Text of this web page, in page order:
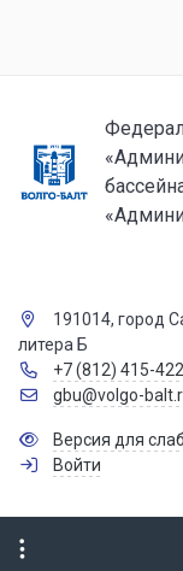
191014, город
литера Б
+7 (812) 415-
gbu@volgo-
Версия для
Войти